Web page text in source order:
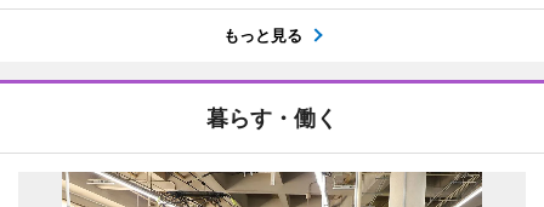
もっと見る
暮らす・働く